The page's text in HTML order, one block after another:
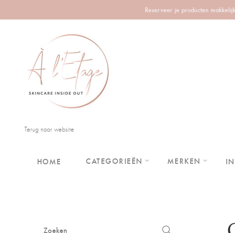
Reserveer je producten
Terug naar website
HOME CATEGORIEËN MERKEN